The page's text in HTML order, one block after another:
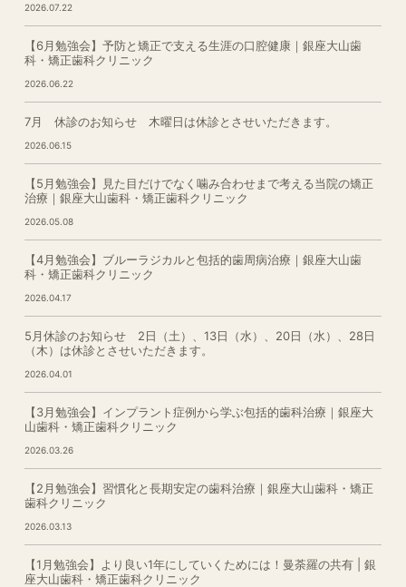
2026.07.22
【6月勉強会】予防と矯正で支える生涯の口腔健康｜銀座大山歯
科・矯正歯科クリニック
2026.06.22
7月 休診のお知らせ 木曜日は休診とさせいただきます。
2026.06.15
【5月勉強会】見た目だけでなく噛み合わせまで考える当院の矯正
治療｜銀座大山歯科・矯正歯科クリニック
2026.05.08
【4月勉強会】ブルーラジカルと包括的歯周病治療｜銀座大山歯
科・矯正歯科クリニック
2026.04.17
5月休診のお知らせ 2日（土）、13日（水）、20日（水）、28日
（木）は休診とさせいただきます。
2026.04.01
【3月勉強会】インプラント症例から学ぶ包括的歯科治療｜銀座大
山歯科・矯正歯科クリニック
2026.03.26
【2月勉強会】習慣化と長期安定の歯科治療｜銀座大山歯科・矯正
歯科クリニック
2026.03.13
【1月勉強会】より良い1年にしていくためには！曼荼羅の共有 | 銀
座大山歯科・矯正歯科クリニック